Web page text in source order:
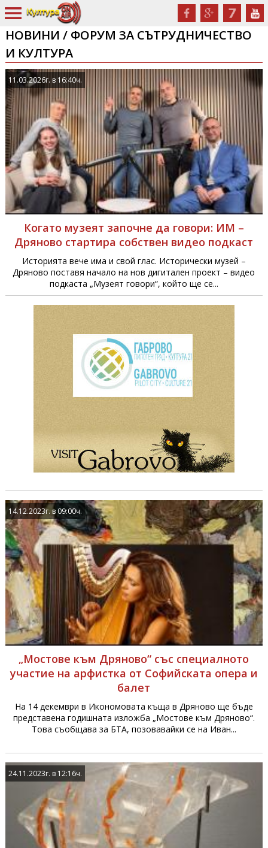
НОВИНИ / ФОРУМ ЗА СЪТРУДНИЧЕСТВО
И КУЛТУРА
11.03.2026г. в 16:40ч.
Когато музеят започне да говори: ИМ –
Дряново стартира собствен видео подкаст
Историята вече има и свой глас. Исторически музей –
Дряново поставя начало на нов дигитален проект – видео
подкаста „Музеят говори“, който ще се...
14.12.2023г. в 09:00ч.
„Мостове към Дряново“ със специалното
участие на арфистка от Софийската опера и
балет
На 14 декември в Икономовата къща в Дряново ще бъде
представена годишната изложба „Мостове към Дряново“.
Това съобщава за БТА, позовавайки се на Иван...
24.11.2023г. в 12:16ч.